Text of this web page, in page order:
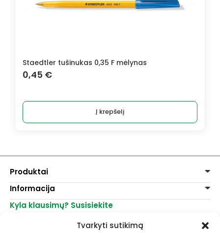
Tvarkyti sutikimą
Staedtler tušinukas 0,35 F mėlynas
0,45 €
Į krepšelį
Produktai
Dažai
Dekoravimui
Lakai, skiedikliai
Informacija
Pirkimo taisyklės
Kyla klausimų? Susisiekite
info@menomuza.lt